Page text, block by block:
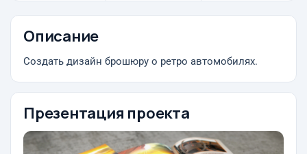
Описание
Создать дизайн брошюру о ретро автомобилях.
Презентация проекта